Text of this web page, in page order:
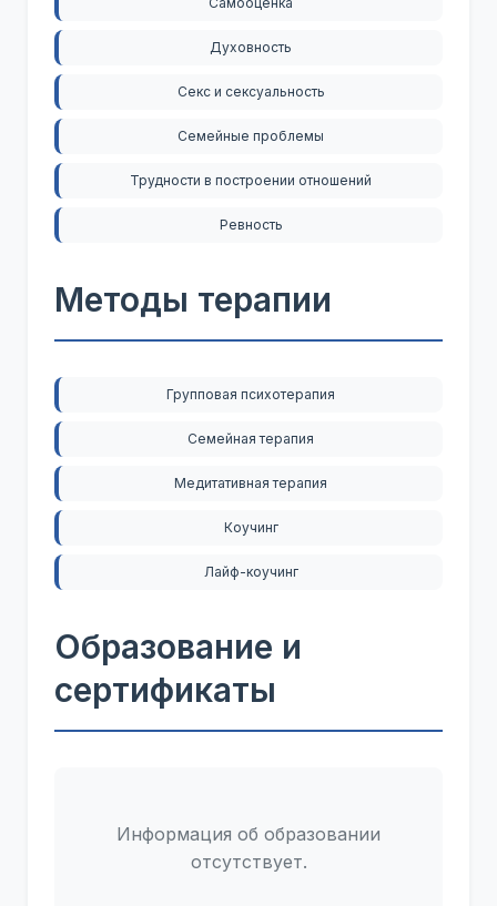
Духовность
Секс и сексуальность
Семейные проблемы
Трудности в построении отношений
Ревность
Методы терапии
Групповая психотерапия
Семейная терапия
Медитативная терапия
Коучинг
Лайф-коучинг
Образование и
сертификаты
Информация об образовании
отсутствует.